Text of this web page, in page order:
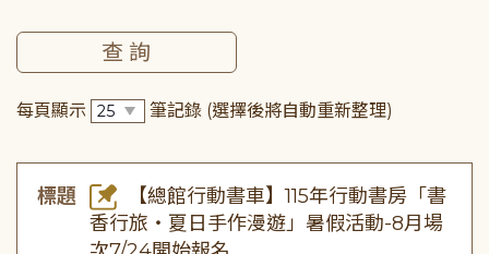
每頁顯示 筆記錄 (選擇後將自動重新整理)
標題
【總館行動書車】115年行動書房「書
香行旅・夏日手作漫遊」暑假活動-8月場